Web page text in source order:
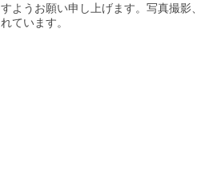
ようお願い申し上げます。写真撮影、
ています。